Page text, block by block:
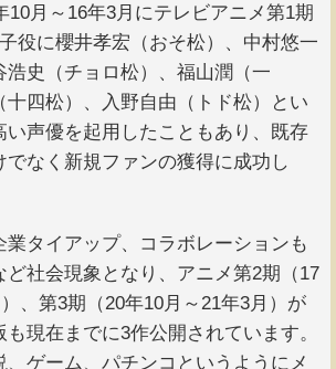
10月～16年3月にテレビアニメ第1期
役に櫻井孝宏（おそ松）、中村悠一
浩史（チョロ松）、福山潤（一
十四松）、入野自由（トド松）とい
い声優を起用したこともあり、既存
でなく新規ファンの獲得に成功し
業タイアップ、コラボレーションも
ど社会現象となり、アニメ第2期（17
、第3期（20年10月～21年3月）が
現在までに3作公開されています。
、ゲーム、パチンコというようにメ